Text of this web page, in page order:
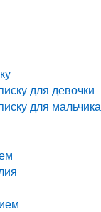
для девочки
для мальчика